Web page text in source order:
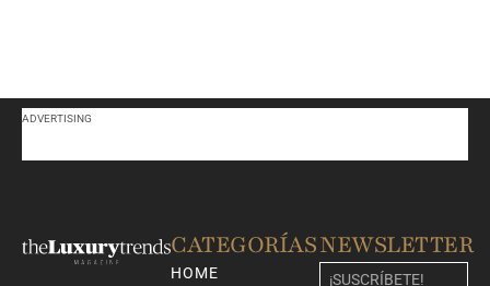
ADVERTISING
CATEGORÍAS
HOME
NEWSLETTER